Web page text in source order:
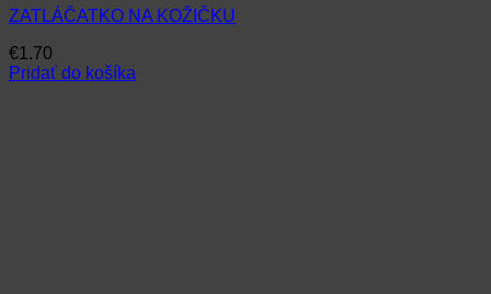
ZATLÁČATKO NA KOŽIČKU
€1.70
Pridať do košíka